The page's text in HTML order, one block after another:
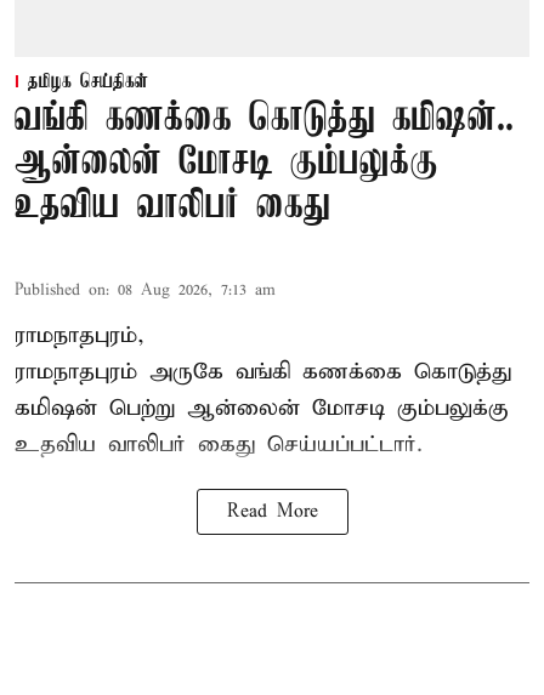
தமிழக செய்திகள்
வங்கி கணக்கை கொடுத்து கமிஷன்..
ஆன்லைன் மோசடி கும்பலுக்கு
உதவிய வாலிபர் கைது
Published on: 08 Aug 2026, 7:13 am
ராமநாதபுரம்,
ராமநாதபுரம் அருகே வங்கி கணக்கை கொடுத்து
கமிஷன் பெற்று ஆன்லைன் மோசடி கும்பலுக்கு
உதவிய வாலிபர் கைது செய்யப்பட்டார்.
Read More